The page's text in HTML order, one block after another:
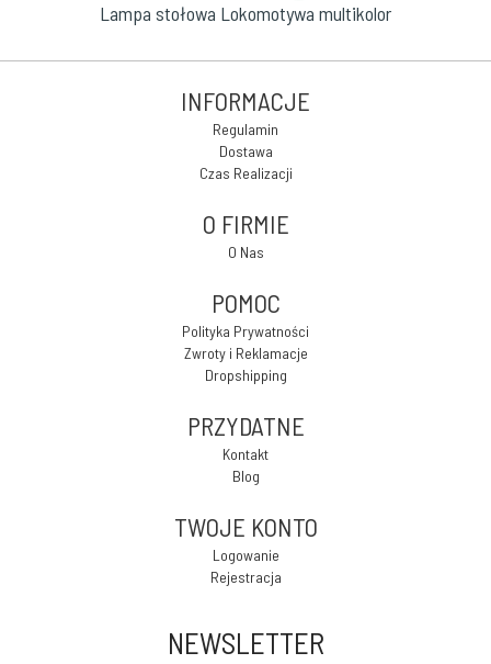
Lampa stołowa Lokomotywa multikolor
INFORMACJE
Regulamin
Dostawa
Czas Realizacji
O FIRMIE
O Nas
POMOC
Polityka Prywatności
Zwroty i Reklamacje
Dropshipping
PRZYDATNE
Kontakt
Blog
TWOJE KONTO
Logowanie
Rejestracja
NEWSLETTER